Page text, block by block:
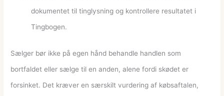
dokumentet til tinglysning og kontrollere resultatet i
Tingbogen.
Sælger bør ikke på egen hånd behandle handlen som
bortfaldet eller sælge til en anden, alene fordi skødet er
forsinket. Det kræver en særskilt vurdering af købsaftalen,